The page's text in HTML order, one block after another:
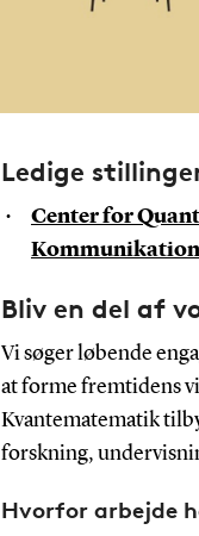
Ledige
Center for
Bliv en del af
Vi søger løbende
at forme fremtidens
Kvantematematik
forskning,
Hvorfor arbejde